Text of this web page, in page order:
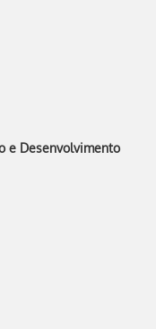
e Desenvolvimento